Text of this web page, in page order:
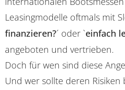
Leasingmodelle oftmals mit
finanzieren?´ oder `einfach
angeboten und vertrieben.
Doch für wen sind diese
Und wer sollte deren Risiken